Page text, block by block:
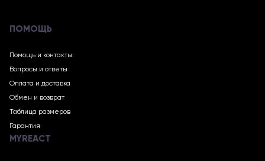
ПОМОЩЬ
Помощь и контакты
Вопросы и ответы
Оплата и доставка
Обмен и возврат
Таблица размеров
Гарантия
MYREACT